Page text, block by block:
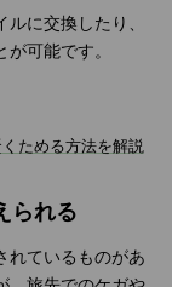
に交換したり、
可能です。
ためる方法を解説
られる
れているものがあ